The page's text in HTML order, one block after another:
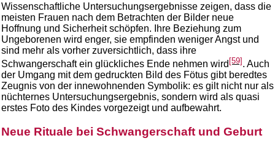
Wissenschaftliche Untersuchungsergebnisse zeigen, dass die
meisten Frauen nach dem Betrachten der Bilder neue
Hoffnung und Sicherheit schöpfen. Ihre Beziehung zum
Ungeborenen wird enger, sie empfinden weniger Angst und
sind mehr als vorher zuversichtlich, dass ihre
Schwangerschaft ein glückliches Ende nehmen wird [59] . Auch
der Umgang mit dem gedruckten Bild des Fötus gibt beredtes
Zeugnis von der innewohnenden Symbolik: es gilt nicht nur als
nüchternes Untersuchungsergebnis, sondern wird als quasi
erstes Foto des Kindes vorgezeigt und aufbewahrt.
Neue Rituale bei Schwangerschaft und Geburt